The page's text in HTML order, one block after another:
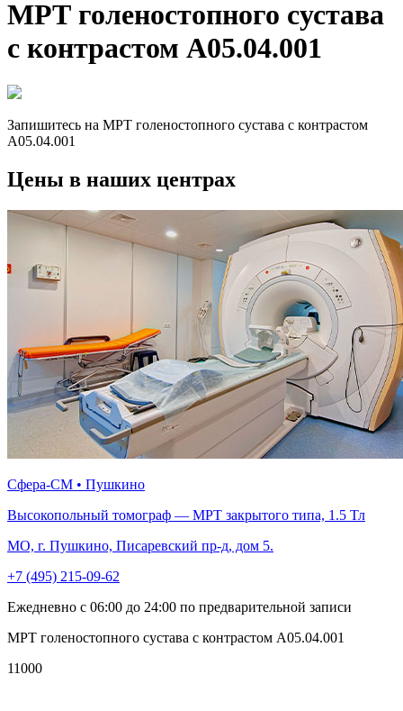
МРТ голеностопного сустава
с контрастом A05.04.001
Запишитесь на МРТ голеностопного сустава с контрастом
A05.04.001
Цены в наших центрах
Сфера-СМ • Пушкино
Высокопольный томограф — МРТ закрытого типа, 1.5 Тл
МО, г. Пушкино, Писаревский пр-д, дом 5.
+7 (495) 215-09-62
Ежедневно с 06:00 до 24:00 по предварительной записи
МРТ голеностопного сустава с контрастом A05.04.001
11000